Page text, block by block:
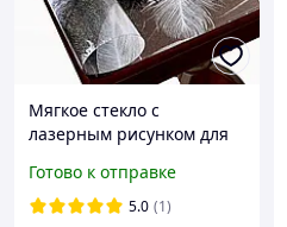
Мягкое стекло с
лазерным рисунком для
деревянных
поверхностей мебели
Готово к отправке
5.0 (1)